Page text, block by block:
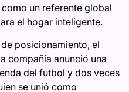
un referente global
el hogar inteligente.
posicionamiento, el
compañía anunció una
del futbol y dos veces
se unió como